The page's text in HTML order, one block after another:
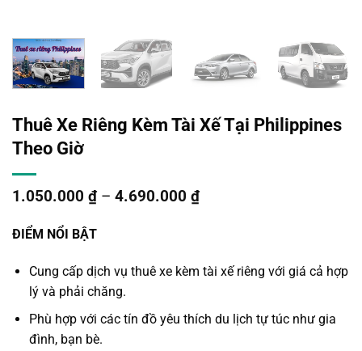
Thuê Xe Riêng Kèm Tài Xế Tại Philippines
Theo Giờ
1.050.000 ₫ – 4.690.000 ₫
ĐIỂM NỔI BẬT
Cung cấp dịch vụ thuê xe kèm tài xế riêng với giá cả hợp
lý và phải chăng.
Phù hợp với các tín đồ yêu thích du lịch tự túc như gia
đình, bạn bè.